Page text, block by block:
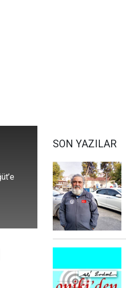
SON YAZILAR